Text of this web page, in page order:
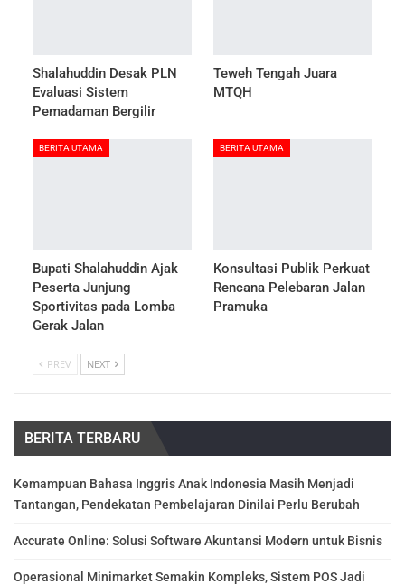
Shalahuddin Desak PLN
Evaluasi Sistem
Pemadaman Bergilir
Teweh Tengah Juara
MTQH
BERITA UTAMA
Bupati Shalahuddin Ajak
Peserta Junjung
Sportivitas pada Lomba
Gerak Jalan
BERITA UTAMA
Konsultasi Publik Perkuat
Rencana Pelebaran Jalan
Pramuka
PREV NEXT
BERITA TERBARU
Kemampuan Bahasa Inggris Anak Indonesia Masih Menjadi
Tantangan, Pendekatan Pembelajaran Dinilai Perlu Berubah
Accurate Online: Solusi Software Akuntansi Modern untuk Bisnis
Operasional Minimarket Semakin Kompleks, Sistem POS Jadi